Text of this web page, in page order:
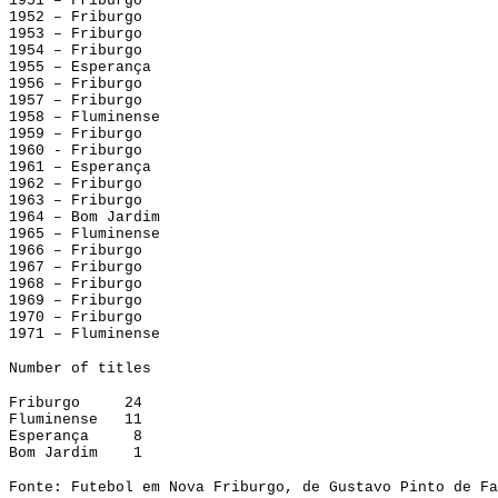
1952 – Friburgo
1953 – Friburgo
1954 – Friburgo
1955 – Esperança
1956 – Friburgo
1957 – Friburgo
1958 – Fluminense
1959 – Friburgo
1960 - Friburgo
1961 – Esperança
1962 – Friburgo
1963 – Friburgo
1964 – Bom Jardim
1965 – Fluminense
1966 – Friburgo
1967 – Friburgo
1968 – Friburgo
1969 – Friburgo
1970 – Friburgo
1971 – Fluminense
Number of titles
Friburgo 24
Fluminense 11
Esperança 8
Bom Jardim 1
Fonte: Futebol em Nova Friburgo, de Gustavo Pinto de